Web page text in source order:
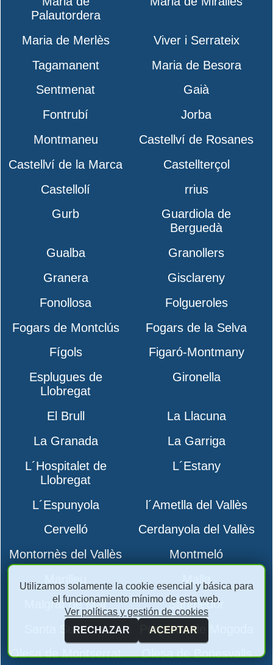
Palautordera
Maria de Merlès
Viver i Serrateix
Tagamanent
Maria de Besora
Sentmenat
Gaià
Fontrubí
Jorba
Montmaneu
Castellví de Rosanes
Castellví de la Marca
Castellterçol
Castellolí
rrius
Gurb
Guardiola de
Berguedà
Gualba
Granollers
Granera
Gisclareny
Fonollosa
Folgueroles
Fogars de Montclús
Fogars de la Selva
Fígols
Figaró-Montmany
Esplugues de
Llobregat
Gironella
El Brull
La Llacuna
La Granada
La Garriga
L´Hospitalet de
Llobregat
L´Estany
L´Espunyola
l´Ametlla del Vallès
Cervelló
Cerdanyola del Vallès
Montornès del Vallès
Montmeló
Manlleu
Malla
Malgrat de Mar
Santpedor
Santa Susanna
Perpètua de Mogoda
Olesa de Montserrat
Olesa de Bonesvalls
Utilizamos solamente la cookie esencial y básica para
el funcionamiento mínimo de esta web.
Ver políticas y gestión de cookies
RECHAZAR
ACEPTAR